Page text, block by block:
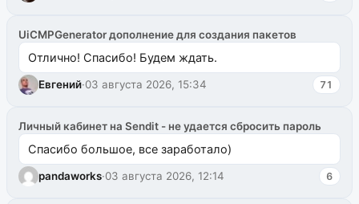
UiCMPGenerator дополнение для создания пакетов
Отлично! Спасибо! Будем ждать.
Евгений·03 августа 2026, 15:34 71
Личный кабинет на Sendit - не удается сбросить пароль
Спасибо большое, все заработало)
pandaworks·03 августа 2026, 12:14 6